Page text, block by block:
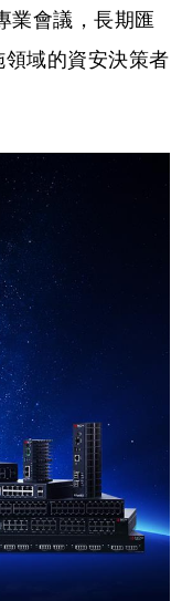
業會議，長期匯
域的資安決策者